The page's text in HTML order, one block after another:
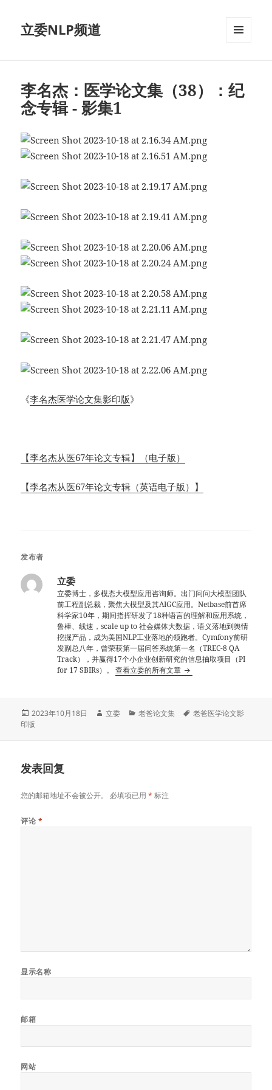
立委NLP频道
李名杰：医学论文集（38）：纪
念专辑 - 影集1
《李名杰医学论文集影印版》
【李名杰从医67年论文专辑】（电子版）
【李名杰从医67年论文专辑（英语电子版）】
发布者
立委
立委博士，多模态大模型应用咨询师。出门问问大模型团队
前工程副总裁，聚焦大模型及其AIGC应用。Netbase前首席
科学家10年，期间指挥研发了18种语言的理解和应用系统，
鲁棒、线速，scale up to 社会媒体大数据，语义落地到舆情
挖掘产品，成为美国NLP工业落地的领跑者。Cymfony前研
发副总八年，曾荣获第一届问答系统第一名（TREC-8 QA
Track），并赢得17个小企业创新研究的信息抽取项目（PI
for 17 SBIRs）。查看立委的所有文章
发
布
2023年10月18日
作
立委
分
老爸论文集
标
老爸医学论文影
印版
发表回复
您的邮箱地址不会被公开。 必填项已用* 标注
评论 *
显示名称
邮箱
网站